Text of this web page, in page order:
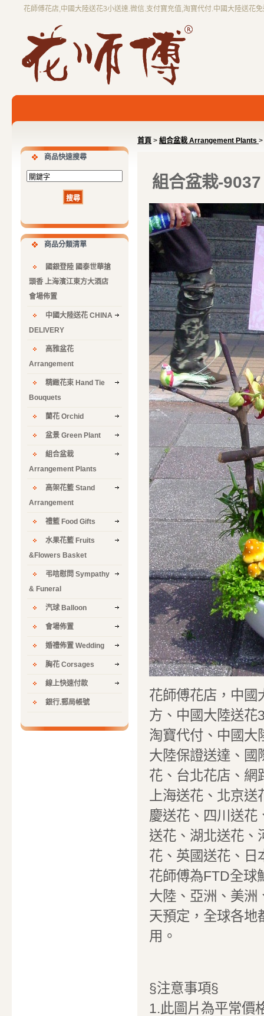
花師傅花店,中國大陸送花3小送達.微信.支付寶充值,淘寶代付.中國大陸送花
商品快速搜尋
商品分類清單
國銀登陸 國泰世華搶
頭香 上海濱江東方大酒店
會場佈置
中國大陸送花 CHINA
DELIVERY
高雅盆花
Arrangement
精緻花束 Hand Tie
Bouquets
蘭花 Orchid
盆景 Green Plant
組合盆栽
Arrangement Plants
高架花籃 Stand
Arrangement
禮籃 Food Gifts
水果花籃 Fruits
&Flowers Basket
弔唁慰問 Sympathy
& Funeral
汽球 Balloon
會場佈置
婚禮佈置 Wedding
胸花 Corsages
線上快速付款
銀行.郵局帳號
首頁 > 組合盆栽 Arrangement Plants
組合盆栽-9037
花師傅花店，中國
方、中國大陸送花
淘寶代付、中國大
大陸保證送達、國
花、台北花店、網
上海送花、北京
慶送花、四川送花
送花、湖北送花、
花、英國送花、日
花師傅為FTD全球
大陸、亞洲、美洲
天預定，全球各地
用。
§注意事項§
1.此圖片為平常價